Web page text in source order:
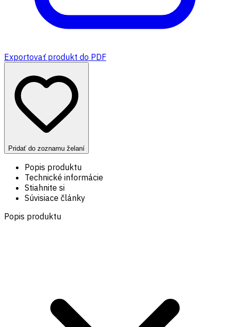
Exportovať produkt do PDF
Pridať do zoznamu želaní
Popis produktu
Technické informácie
Stiahnite si
Súvisiace články
Popis produktu